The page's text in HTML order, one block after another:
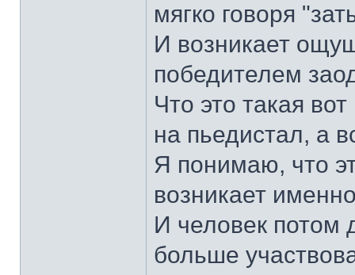
мягко говоря
И возникает
победителем
Что это такая
на пьедистал, а
Я понимаю, что
возникает
И человек потом
больше